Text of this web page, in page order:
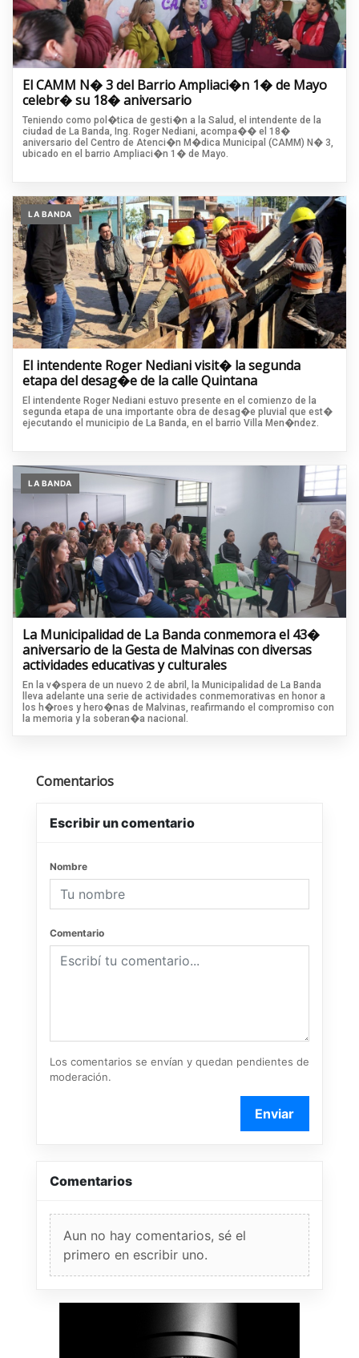
El CAMM N� 3 del Barrio Ampliaci�n 1� de Mayo
celebr� su 18� aniversario
Teniendo como pol�tica de gesti�n a la Salud, el intendente de la
ciudad de La Banda, Ing. Roger Nediani, acompa�� el 18�
aniversario del Centro de Atenci�n M�dica Municipal (CAMM) N� 3,
ubicado en el barrio Ampliaci�n 1� de Mayo.
LA BANDA
El intendente Roger Nediani visit� la segunda
etapa del desag�e de la calle Quintana
El intendente Roger Nediani estuvo presente en el comienzo de la
segunda etapa de una importante obra de desag�e pluvial que est�
ejecutando el municipio de La Banda, en el barrio Villa Men�ndez.
LA BANDA
La Municipalidad de La Banda conmemora el 43�
aniversario de la Gesta de Malvinas con diversas
actividades educativas y culturales
En la v�spera de un nuevo 2 de abril, la Municipalidad de La Banda
lleva adelante una serie de actividades conmemorativas en honor a
los h�roes y hero�nas de Malvinas, reafirmando el compromiso con
la memoria y la soberan�a nacional.
Comentarios
Escribir un comentario
Nombre
Comentario
Los comentarios se envían y quedan pendientes de
moderación.
Enviar
Comentarios
Aun no hay comentarios, sé el
primero en escribir uno.